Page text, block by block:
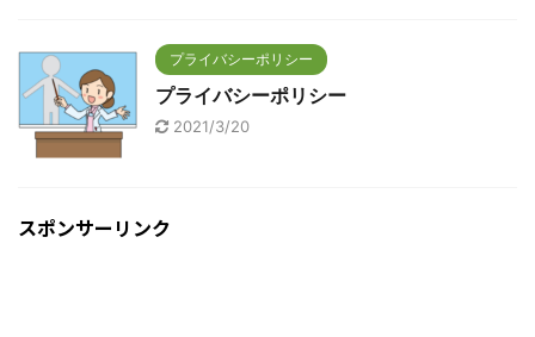
プライバシーポリシー
プライバシーポリシー
2021/3/20
スポンサーリンク